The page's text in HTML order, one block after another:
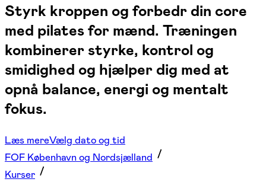
Styrk kroppen og forbedr din core
med pilates for mænd. Træningen
kombinerer styrke, kontrol og
smidighed og hjælper dig med at
opnå balance, energi og mentalt
fokus.
Læs mereVælg dato og tid
FOF København og Nordsjælland
Kurser